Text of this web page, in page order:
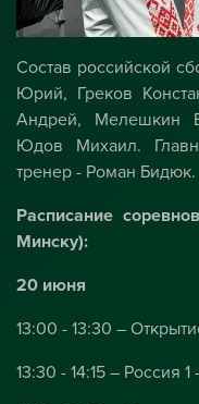
Состав российской
Юрий, Греков
Андрей, Мелешкин
Юдов Михаил.
тренер - Роман Бидюк.
Расписание
Минску):
20 июня
13:00 - 13:30 –
13:30 - 14:15 – Россия